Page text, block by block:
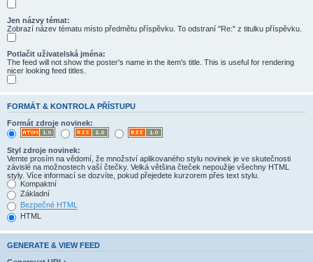
Jen názvy témat:
Zobrazí název tématu místo předmětu příspěvku. To odstraní "Re:" z titulku příspěvku.
Potlačit uživatelská jména:
The feed will not show the poster's name in the item's title. This is useful for rendering
nicer looking feed titles.
FORMÁT & KONTROLA PŘÍSTUPU
Formát zdroje novinek:
Styl zdroje novinek:
Vemte prosím na vědomí, že množství aplikovaného stylu novinek je ve skutečnosti
závislé na možnostech vaší čtečky. Velká většina čteček nepoužije všechny HTML
styly. Více informací se dozvíte, pokud přejedete kurzorem přes text stylu.
Kompaktní
Základní
Bezpečné HTML
HTML
GENERATE & VIEW FEED